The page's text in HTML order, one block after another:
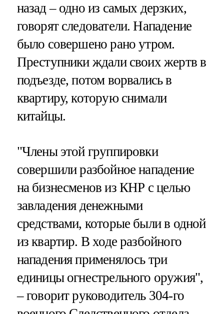
назад – одно из самых дерзких,
говорят следователи. Нападение
было совершено рано утром.
Преступники ждали своих жертв в
подъезде, потом ворвались в
квартиру, которую снимали
китайцы.
"Члены этой группировки
совершили разбойное нападение
на бизнесменов из КНР с целью
завладения денежными
средствами, которые были в одной
из квартир. В ходе разбойного
нападения применялось три
единицы огнестрельного оружия",
– говорит руководитель 304-го